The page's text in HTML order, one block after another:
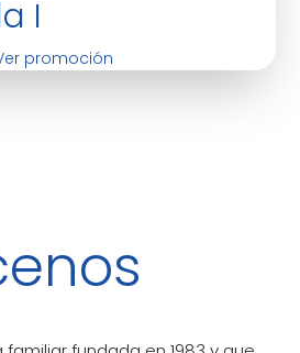
I
promoción